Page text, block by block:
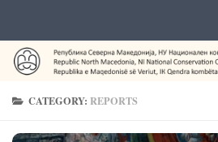
CATEGORY:REPORTS